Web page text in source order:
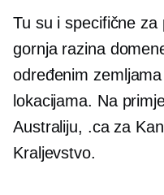
Tu su ispecifične za
gornja razina
određenim
lokacijama. Na
Australiju, .ca za
Kraljevstvo.